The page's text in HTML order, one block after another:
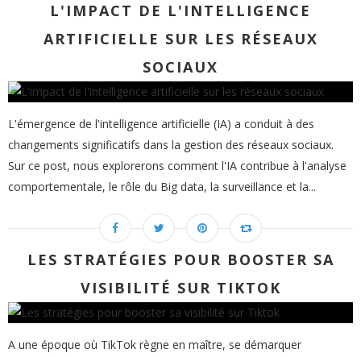
L'IMPACT DE L'INTELLIGENCE
ARTIFICIELLE SUR LES RÉSEAUX
SOCIAUX
L'émergence de l'intelligence artificielle (IA) a conduit à des
changements significatifs dans la gestion des réseaux sociaux.
Sur ce post, nous explorerons comment l'IA contribue à l'analyse
comportementale, le rôle du Big data, la surveillance et la...
LES STRATÉGIES POUR BOOSTER SA
VISIBILITÉ SUR TIKTOK
A une époque où TikTok règne en maître, se démarquer